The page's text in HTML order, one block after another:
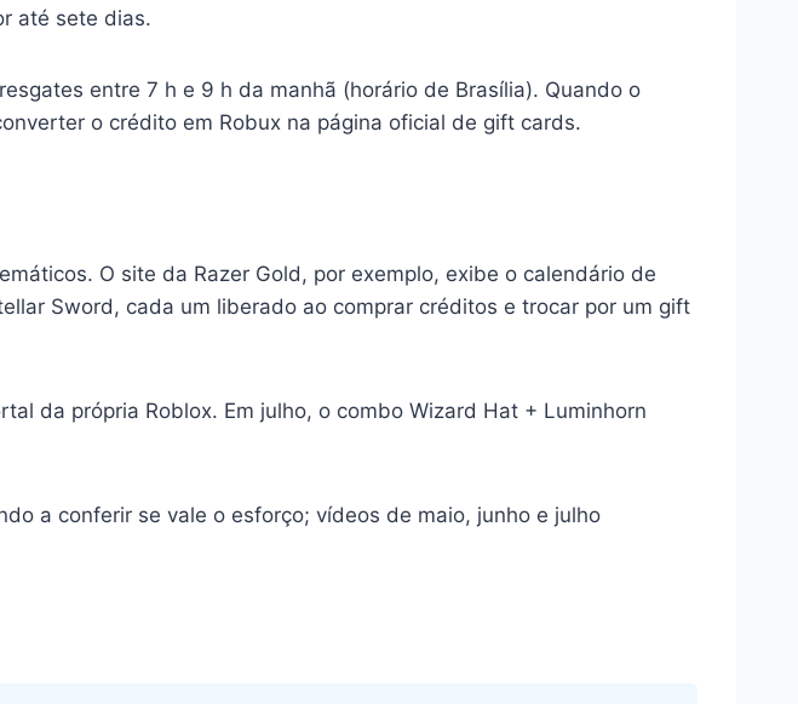
até sete dias.
entre 7 h e 9 h da manhã (horário de Brasília). Quando o
o crédito em Robux na página oficial de gift cards.
O site da Razer Gold, por exemplo, exibe o calendário de
Sword, cada um liberado ao comprar créditos e trocar por um gift
da própria Roblox. Em julho, o combo Wizard Hat + Luminhorn
a conferir se vale o esforço; vídeos de maio, junho e julho